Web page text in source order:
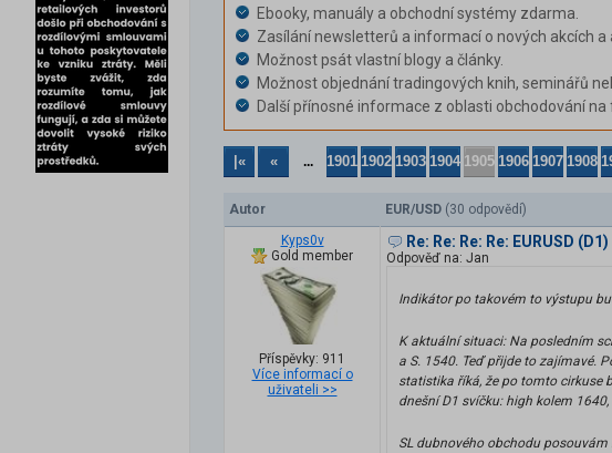
Ebooky, manuály a obchodní systémy zdarma.
Zasílání newsletterů a informací o nových akcích
Možnost psát vlastní blogy a články.
Možnost objednání tradingových knih, seminářů
Další přínosné informace z oblasti obchodování na
|« « ... 1901 1902 1903 1904 1905 1906 1907 1908
Autor EUR/USD (30 odpovědí)
Kyps0v
Gold member
Příspěvky: 911
Více informací o
uživateli >>
Re: Re: Re: Re: EURUSD (D1)
Odpověď na: Jan
Indikátor po takovém to výstupu
K aktuální situaci: Na posledním
a S. 1540. Teď přijde to zajímavé.
statistika říká, že po tomto cirkuse
dnešní D1 svíčku: high kolem
SL dubnového obchodu posouvám